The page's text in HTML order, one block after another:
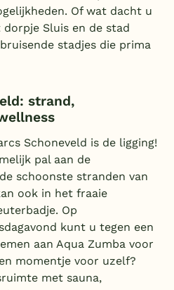
Of wat dacht u
Sluis en de stad
stadjes die prima
strand,
Schoneveld is de ligging!
pal aan de
schoonste stranden van
ook in het fraaie
Op
kunt u tegen een
aan Aqua Zumba voor
momentje voor uzelf?
met sauna,